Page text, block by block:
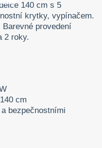
140 cm s 5
krytky, vypínačem.
provedení
2 roky.
cm
bezpečnostními